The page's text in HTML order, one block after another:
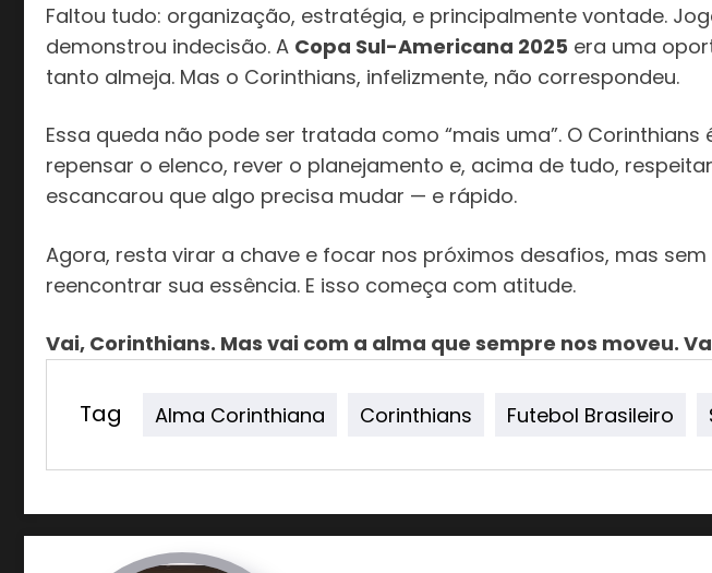
Faltou tudo: organização, estratégia, e principalmente vontade.
demonstrou indecisão. A Copa Sul-Americana 2025 era uma
tanto almeja. Mas o Corinthians, infelizmente, não correspondeu.
Essa queda não pode ser tratada como “mais uma”. O
repensar o elenco, rever o planejamento e, acima de tudo,
escancarou que algo precisa mudar — e rápido.
Agora, resta virar a chave e focar nos próximos desafios, mas
reencontrar sua essência. E isso começa com atitude.
Vai, Corinthians. Mas vai com a alma que sempre nos moveu.
Tag Alma Corinthiana Corinthians Futebol Brasileiro